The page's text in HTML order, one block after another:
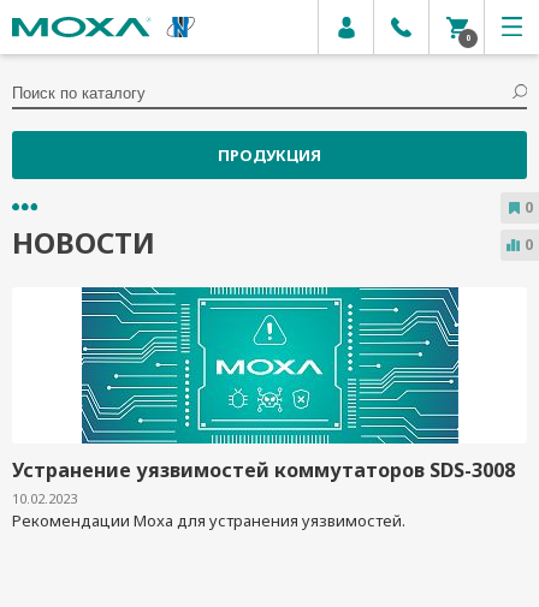
0
ПРОДУКЦИЯ
НОВОСТИ
Устранение уязвимостей коммутаторов SDS-3008
10.02.2023
Рекомендации Moxa для устранения уязвимостей.
0
0